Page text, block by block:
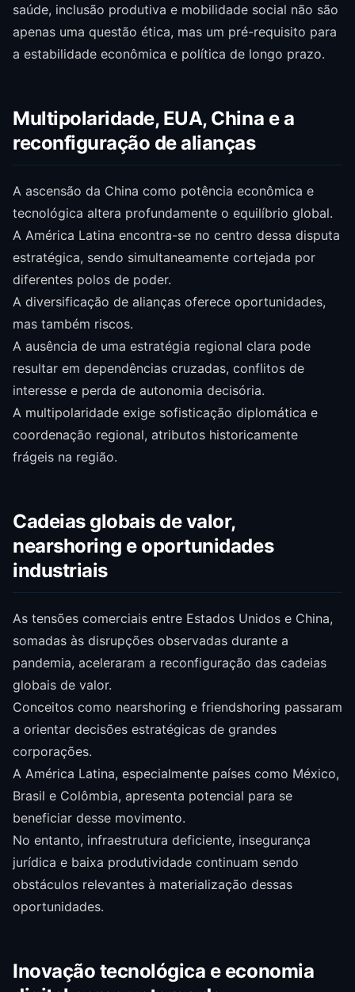
saúde, inclusão produtiva e mobilidade social não são
apenas uma questão ética, mas um pré-requisito para
a estabilidade econômica e política de longo prazo.
Multipolaridade, EUA, China e a
reconfiguração de alianças
A ascensão da China como potência econômica e
tecnológica altera profundamente o equilíbrio global.
A América Latina encontra-se no centro dessa disputa
estratégica, sendo simultaneamente cortejada por
diferentes polos de poder.
A diversificação de alianças oferece oportunidades,
mas também riscos.
A ausência de uma estratégia regional clara pode
resultar em dependências cruzadas, conflitos de
interesse e perda de autonomia decisória.
A multipolaridade exige sofisticação diplomática e
coordenação regional, atributos historicamente
frágeis na região.
Cadeias globais de valor,
nearshoring e oportunidades
industriais
As tensões comerciais entre Estados Unidos e China,
somadas às disrupções observadas durante a
pandemia, aceleraram a reconfiguração das cadeias
globais de valor.
Conceitos como nearshoring e friendshoring passaram
a orientar decisões estratégicas de grandes
corporações.
A América Latina, especialmente países como México,
Brasil e Colômbia, apresenta potencial para se
beneficiar desse movimento.
No entanto, infraestrutura deficiente, insegurança
jurídica e baixa produtividade continuam sendo
obstáculos relevantes à materialização dessas
oportunidades.
Inovação tecnológica e economia